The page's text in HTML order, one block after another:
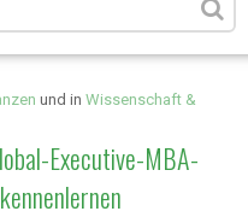
und in Wissenschaft &
Executive-MBA-